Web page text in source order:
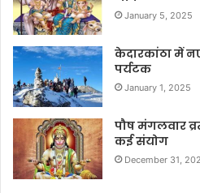
January 5, 2025
केदारकांठा में
पर्यटक
January 1, 2025
पौष मंगलवार
कई संयोग
December 31,